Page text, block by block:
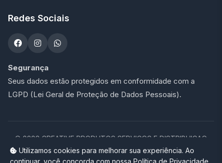
Redes Sociais
Segurança
Seus dados estão protegidos em conformidade com a
LGPD (Lei Geral de Proteção de Dados Pessoais).
© 2026 CREATIVE PRODUTOS SERVICOS E DISTRIBUICAO
LTDA - 47.273.900/0001-76. Todos os direitos reservados.
Utilizamos cookies para melhorar sua experiência. Ao
continuar, você concorda com nossa Política de Privacidade.